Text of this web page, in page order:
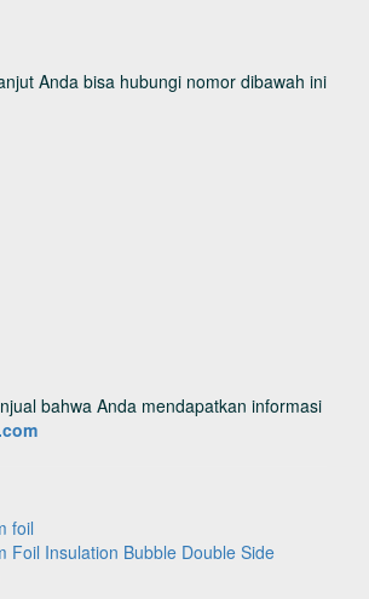
Anda bisa hubungi nomor dibawah ini
bahwa Anda mendapatkan informasi
foil
Foil Insulation Bubble Double Side